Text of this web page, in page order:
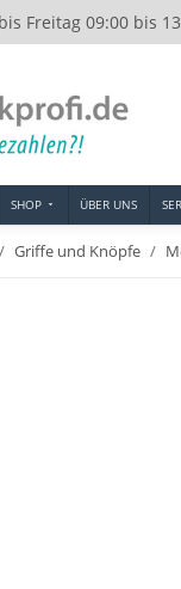
Freitag 09:00 bis
SHOP ÜBER UNS
Griffe und Knöpfe